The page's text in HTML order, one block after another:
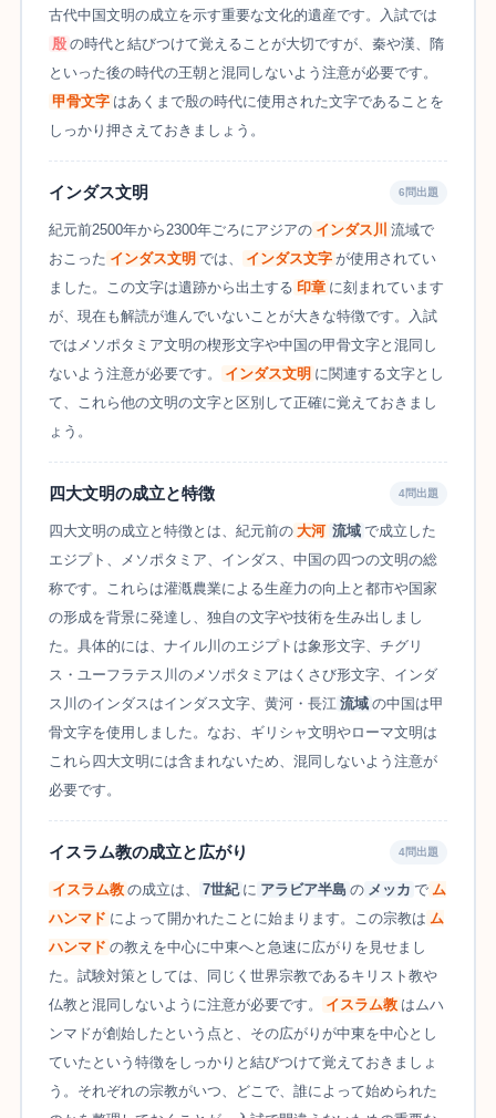
古代中国文明の成立を示す重要な文化的遺産です。入試では
殷 の時代と結びつけて覚えることが大切ですが、秦や漢、隋
といった後の時代の王朝と混同しないよう注意が必要です。
甲骨文字 はあくまで殷の時代に使用された文字であることを
しっかり押さえておきましょう。
インダス文明 6問出題
紀元前2500年から2300年ごろにアジアの インダス川 流域で
おこった インダス文明 では、 インダス文字 が使用されてい
ました。この文字は遺跡から出土する 印章 に刻まれています
が、現在も解読が進んでいないことが大きな特徴です。入試
ではメソポタミア文明の楔形文字や中国の甲骨文字と混同し
ないよう注意が必要です。
インダス文明 に関連する文字とし
て、これら他の文明の文字と区別して正確に覚えておきまし
ょう。
四大文明の成立と特徴 4問出題
四大文明の成立と特徴とは、紀元前の 大河 流域 で成立した
エジプト、メソポタミア、インダス、中国の四つの文明の総
称です。これらは灌漑農業による生産力の向上と都市や国家
の形成を背景に発達し、独自の文字や技術を生み出しまし
た。具体的には、ナイル川のエジプトは象形文字、チグリ
ス・ユーフラテス川のメソポタミアはくさび形文字、インダ
ス川のインダスはインダス文字、黄河・長江 流域 の中国は甲
骨文字を使用しました。なお、ギリシャ文明やローマ文明は
これら四大文明には含まれないため、混同しないよう注意が
必要です。
イスラム教の成立と広がり 4問出題
イスラム教 の成立は、 7世紀 に アラビア半島 の メッカ で ム
ハンマド によって開かれたことに始まります。この宗教は ム
ハンマド の教えを中心に中東へと急速に広がりを見せまし
た。試験対策としては、同じく世界宗教であるキリスト教や
仏教と混同しないように注意が必要です。
イスラム教 はムハ
ンマドが創始したという点と、その広がりが中東を中心とし
ていたという特徴をしっかりと結びつけて覚えておきましょ
う。それぞれの宗教がいつ、どこで、誰によって始められた